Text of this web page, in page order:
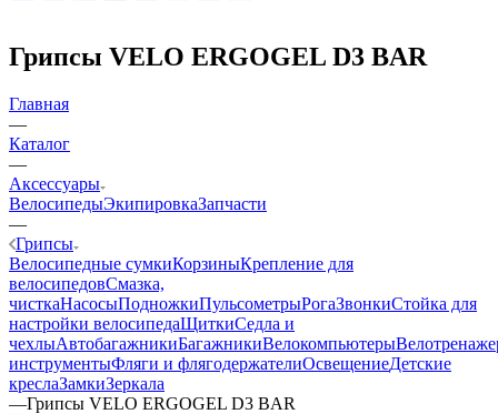
Грипсы VELO ERGOGEL D3 BAR
Главная
—
Каталог
—
Аксессуары
ВелосипедыЭкипировкаЗапчасти
—
Грипсы
Велосипедные сумкиКорзиныКрепление для
велосипедовСмазка,
чисткаНасосыПодножкиПульсометрыРогаЗвонкиСтойка для
настройки велосипедаЩиткиСедла и
чехлыАвтобагажникиБагажникиВелокомпьютеры
инструментыФляги и флягодержателиОсвещениеДетские
креслаЗамкиЗеркала
—Грипсы VELO ERGOGEL D3 BAR